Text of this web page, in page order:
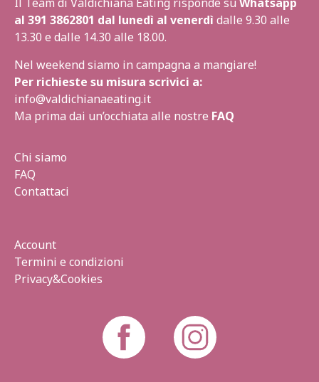
al 391 3862801 dal lunedì al venerdì dalle 9.30 alle
13.30 e dalle 14.30 alle 18.00.
Nel weekend siamo in campagna a mangiare!
Per richieste su misura scrivici a:
info@valdichianaeating.it
Ma prima dai un’occhiata alle nostre FAQ
Chi siamo
FAQ
Contattaci
Account
Termini e condizioni
Privacy&Cookies